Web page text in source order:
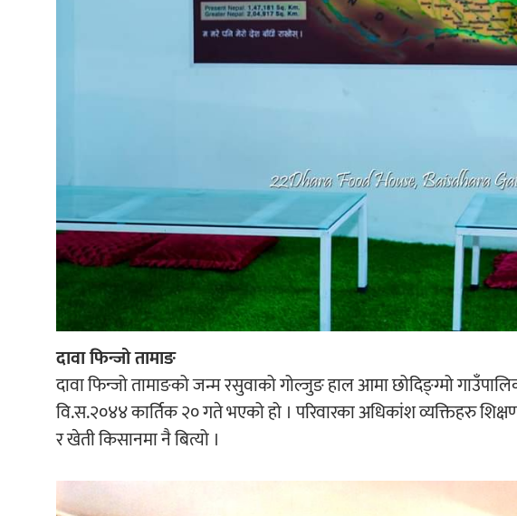
दावा फिन्जो तामाङ
दावा फिन्जो तामाङको जन्म रसुवाको गोल्जुङ हाल आमा छोदिङ्ग्मो
वि.स.२०४४ कार्तिक २० गते भएको हो । परिवारका अधिकांश व्यक्तिहरु
र खेती किसानमा नै बित्यो ।